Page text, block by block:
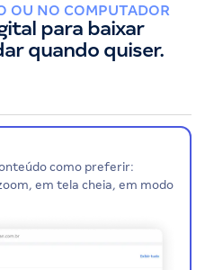
OU NO COMPUTADOR
para baixar
quando quiser.
como preferir:
em tela cheia, em modo